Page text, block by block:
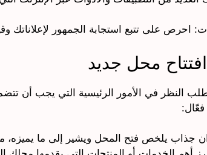
احرص على تتبع استجابة الجمهور لإعلاناتك
محل جديد
النظر في الأمور الرئيسية التي يجب أن
جذاب يلخص فتح المحل ويشير إلى ما يميزه،